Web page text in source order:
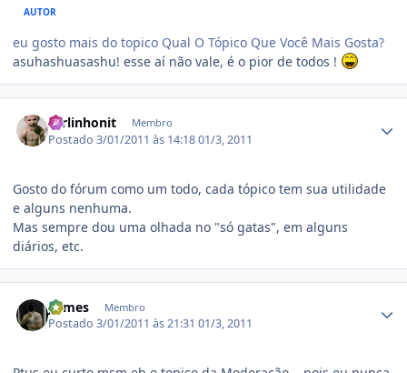
AUTOR
eu gosto mais do topico Qual O Tópico Que Você Mais Gosta?
asuhashuasashu! esse aí não vale, é o pior de todos !
carlinhonit Membro
Postado3/01/2011 às 14:1801/3, 2011
Gosto do fórum como um todo, cada tópico tem sua utilidade
e alguns nenhuma.
Mas sempre dou uma olhada no "só gatas", em alguns
diários, etc.
jeimes Membro
Postado3/01/2011 às 21:3101/3, 2011